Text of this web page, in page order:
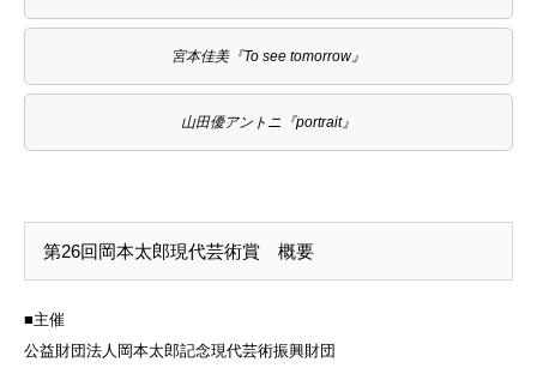
宮本佳美『To see tomorrow』
山田優アントニ『portrait』
第26回岡本太郎現代芸術賞 概要
■主催
公益財団法人岡本太郎記念現代芸術振興財団